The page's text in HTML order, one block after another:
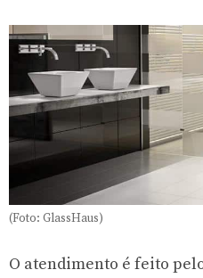
(Foto: GlassHaus)
O atendimento é feito